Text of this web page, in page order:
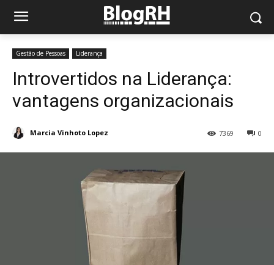
Gestão de Pessoas Liderança
Introvertidos na Liderança:
vantagens organizacionais
Marcia Vinhoto Lopez 0
7369